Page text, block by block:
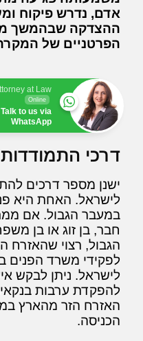
אדם, נדרש פיקוח
ההצדקה שבהמשך
הפרטניים של
at Law
Online
to us via
WhatsApp
דרכי
ישנן מספר דרכים
לישראל. האחת היא
במעבר הגבול. אם
חבר, בן זוג או בן
הגבול, רצוי שהאזרח
לפקידי משרד הפנים
לישראל. ניתן לבקש
להפקדת ערבות
האזרח הזר מהארץ
הכניסה.